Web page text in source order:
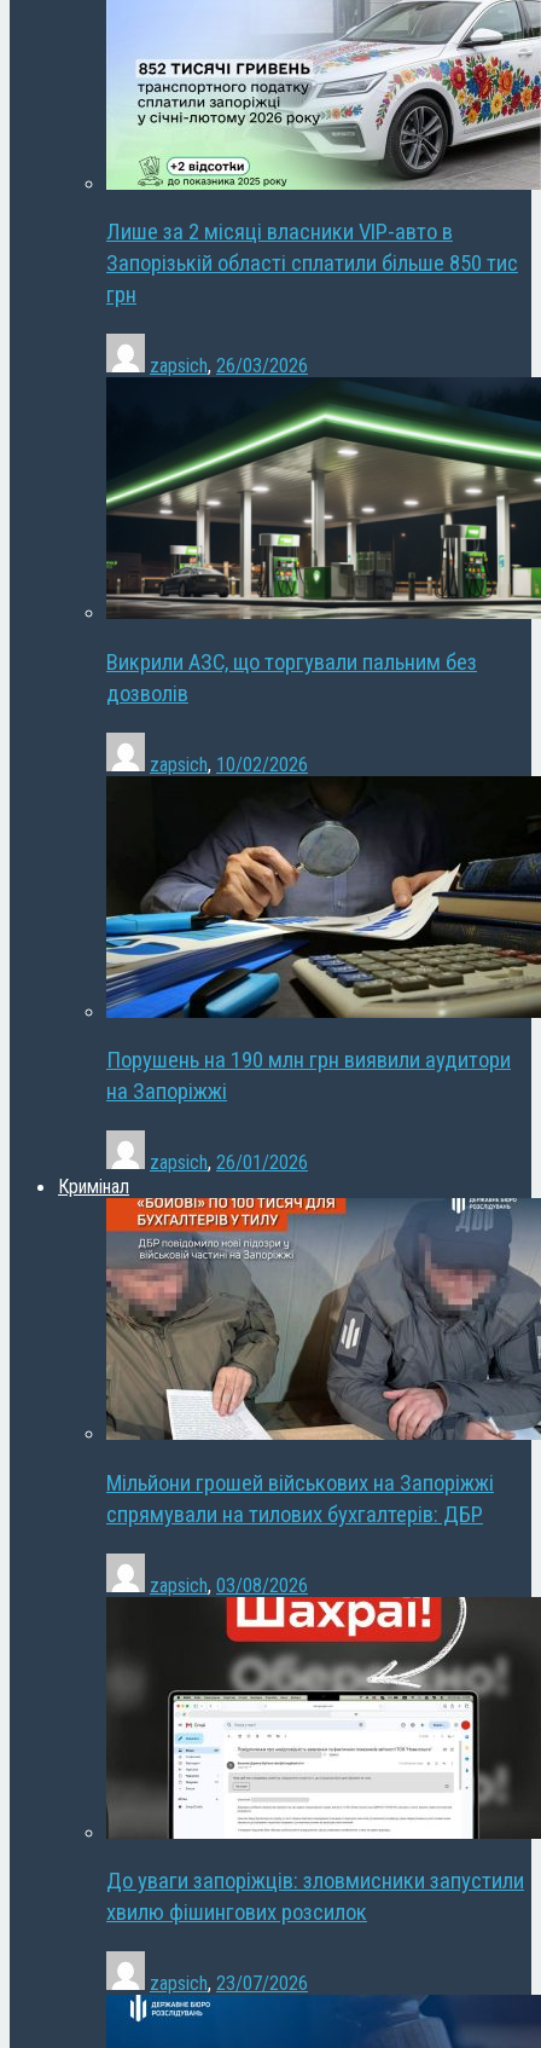
Лише за 2 місяці власники VIP-авто в
Запорізькій області сплатили більше 850 тис
грн
zapsich, 26/03/2026
Викрили АЗС, що торгували пальним без
дозволів
zapsich, 10/02/2026
Порушень на 190 млн грн виявили аудитори
на Запоріжжі
zapsich, 26/01/2026
Кримінал
Мільйони грошей військових на Запоріжжі
спрямували на тилових бухгалтерів: ДБР
zapsich, 03/08/2026
До уваги запоріжців: зловмисники запустили
хвилю фішингових розсилок
zapsich, 23/07/2026